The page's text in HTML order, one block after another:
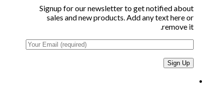
Signup for our newsletter to get notified about
sales and new products. Add any text here or
remove it.